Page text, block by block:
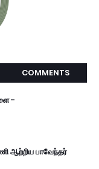
COMMENTS
-
ஆற்றிய பாவேந்தர்